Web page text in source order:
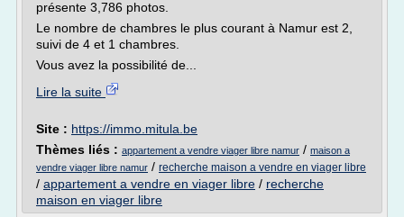
présente 3,786 photos.
Le nombre de chambres le plus courant à Namur est 2,
suivi de 4 et 1 chambres.
Vous avez la possibilité de...
Lire la suite
Site : https://immo.mitula.be
Thèmes liés : appartement a vendre viager libre namur / maison a
vendre viager libre namur / recherche maison a vendre en viager libre
/ appartement a vendre en viager libre / recherche
maison en viager libre